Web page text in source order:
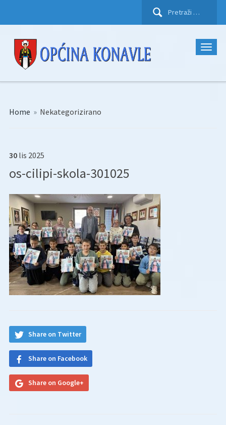
Pretraži:
Home » Nekategorizirano
30 lis 2025
os-cilipi-skola-301025
Share on Twitter
Share on Facebook
Share on Google+